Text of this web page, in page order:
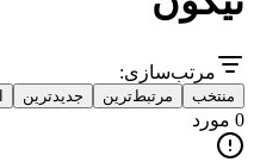
مرتب‌سازی:
منتخب مرتبط‌ترین جدیدترین
0 مورد